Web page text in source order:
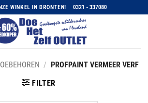
WINKEL IN DRONTEN! 0321 - 337080
/ PROFPAINT VERMEER VERF
FILTER